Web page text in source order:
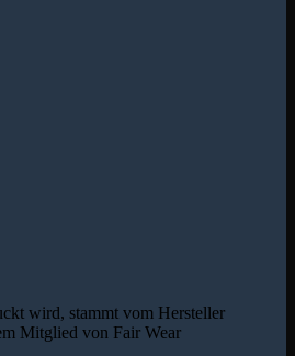
wird, stammt vom Hersteller
Mitglied von Fair Wear